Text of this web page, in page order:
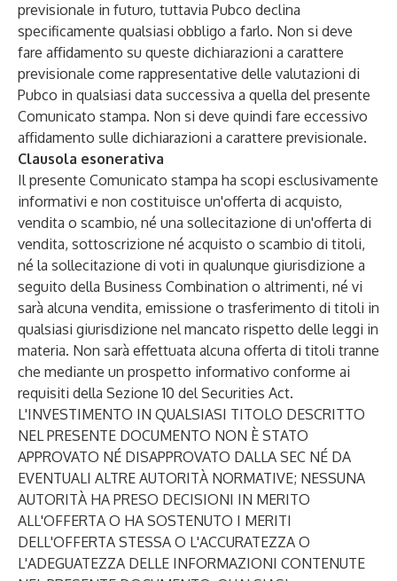
previsionale in futuro, tuttavia Pubco declina
specificamente qualsiasi obbligo a farlo. Non si deve
fare affidamento su queste dichiarazioni a carattere
previsionale come rappresentative delle valutazioni di
Pubco in qualsiasi data successiva a quella del presente
Comunicato stampa. Non si deve quindi fare eccessivo
affidamento sulle dichiarazioni a carattere previsionale.
Clausola esonerativa
Il presente Comunicato stampa ha scopi esclusivamente
informativi e non costituisce un'offerta di acquisto,
vendita o scambio, né una sollecitazione di un'offerta di
vendita, sottoscrizione né acquisto o scambio di titoli,
né la sollecitazione di voti in qualunque giurisdizione a
seguito della Business Combination o altrimenti, né vi
sarà alcuna vendita, emissione o trasferimento di titoli in
qualsiasi giurisdizione nel mancato rispetto delle leggi in
materia. Non sarà effettuata alcuna offerta di titoli tranne
che mediante un prospetto informativo conforme ai
requisiti della Sezione 10 del Securities Act.
L'INVESTIMENTO IN QUALSIASI TITOLO DESCRITTO
NEL PRESENTE DOCUMENTO NON È STATO
APPROVATO NÉ DISAPPROVATO DALLA SEC NÉ DA
EVENTUALI ALTRE AUTORITÀ NORMATIVE; NESSUNA
AUTORITÀ HA PRESO DECISIONI IN MERITO
ALL'OFFERTA O HA SOSTENUTO I MERITI
DELL'OFFERTA STESSA O L'ACCURATEZZA O
L'ADEGUATEZZA DELLE INFORMAZIONI CONTENUTE